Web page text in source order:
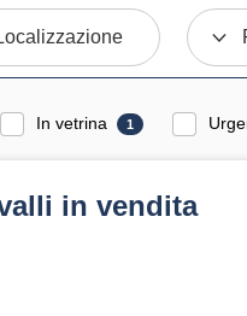
In vetrina 1
in vendita